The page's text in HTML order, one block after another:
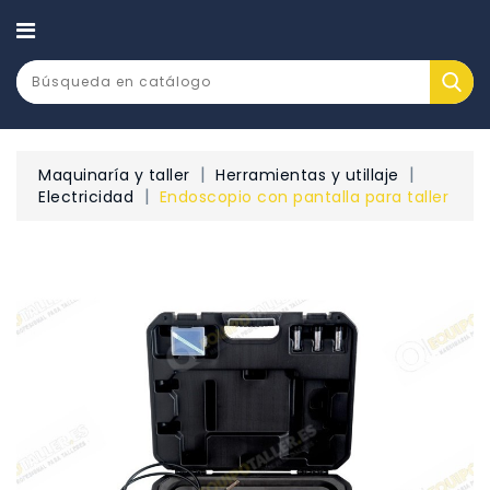
CATEGORÍA
Maquinaría y taller
Herramientas y utillaje
Electricidad
Endoscopio con pantalla para taller